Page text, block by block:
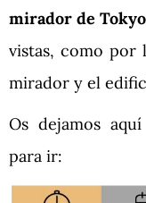
mirador de
vistas, como por
mirador y el
Os dejamos
para ir: